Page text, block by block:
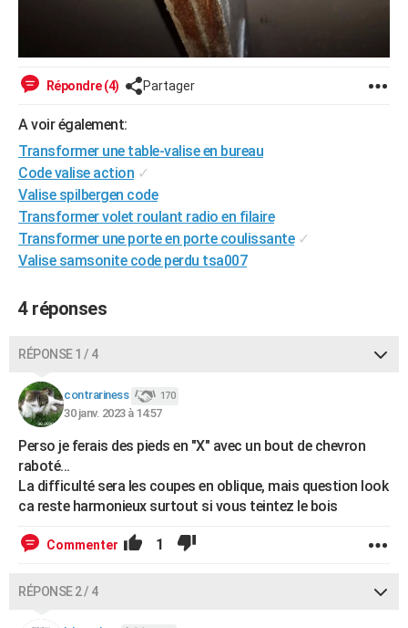
Répondre (4) Partager
A voir également:
Transformer une table-valise en bureau
Code valise action ✓
Valise spilbergen code
Transformer volet roulant radio en filaire
Transformer une porte en porte coulissante ✓
Valise samsonite code perdu tsa007
4 réponses
RÉPONSE 1 / 4
contrariness 170
30 janv. 2023 à 14:57
Perso je ferais des pieds en "X" avec un bout de chevron
raboté...
La difficulté sera les coupes en oblique, mais question look
ca reste harmonieux surtout si vous teintez le bois
Commenter 1
RÉPONSE 2 / 4